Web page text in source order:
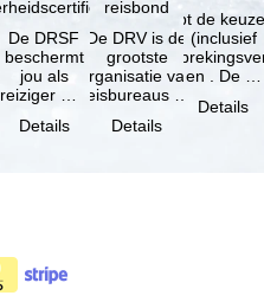
De DRSF
beschermt
jou als
reiziger met
pakketreis
Details
reisbond
De DRV is de
grootste
organisatie van
reisbureaus en
in Duitsland. …
Details
Je hebt de
(inclusief
en . De …
Details